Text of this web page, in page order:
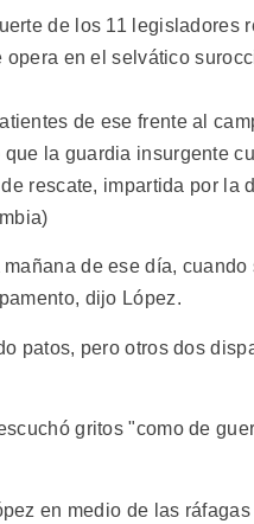
de los 11 legisladores
en el selvático
de ese frente al
la guardia insurgente
rescate, impartida por la
de ese día,
dijo López.
patos, pero otros dos
gritos "como de
en medio de las